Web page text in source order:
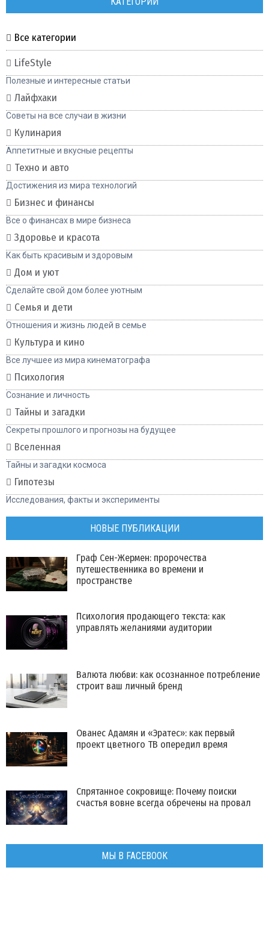
Все категории
LifeStyle
Полезные и интересные статьи
Лайфхаки
Советы на все случаи в жизни
Кулинария
Аппетитные и вкусные рецепты
Техно и авто
Достижения из мира технологий
Бизнес и финансы
Все о финансах в мире бизнеса
Здоровье и красота
Как быть красивым и здоровым
Дом и уют
Сделайте свой дом более уютным
Семья и дети
Отношения и жизнь людей в семье
Культура и кино
Все лучшее из мира кинематографа
Психология
Сознание и личность
Тайны и загадки
Секреты прошлого и прогнозы на будущее
Вселенная
Тайны и загадки космоса
Гипотезы
Исследования, факты и эксперименты
НОВЫЕ ПУБЛИКАЦИИ
Граф Сен-Жермен: пророчества
путешественника во времени и
пространстве
Психология продающего текста: как
управлять желаниями аудитории
Валюта любви: как осознанное потребление
строит ваш личный бренд
Ованес Адамян и «Эратес»: как первый
проект цветного ТВ опередил время
Спрятанное сокровище: Почему поиски
счастья вовне всегда обречены на провал
МЫ В FACEBOOK